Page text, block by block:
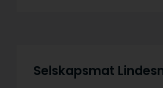
Selskapsmat